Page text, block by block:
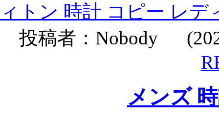
ィトン 時計 コピー レデ
投稿者： Nobody
メンズ